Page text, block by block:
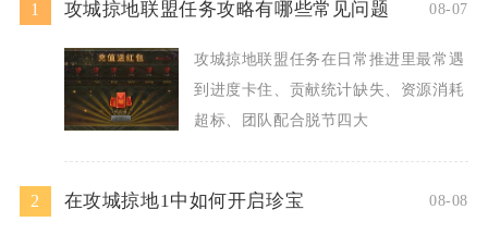
1 攻城掠地联盟任务攻略有哪些常见问题 08-07
攻城掠地联盟任务在日常推进里最常遇
到进度卡住、贡献统计缺失、资源消耗
超标、团队配合脱节四大
2 在攻城掠地1中如何开启珍宝 08-08